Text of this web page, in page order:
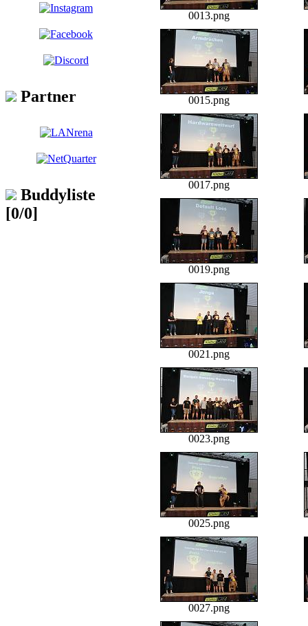
Partner
Buddyliste
[0/0]
0013.png
0015.png
0017.png
0019.png
0021.png
0023.png
0025.png
0027.png